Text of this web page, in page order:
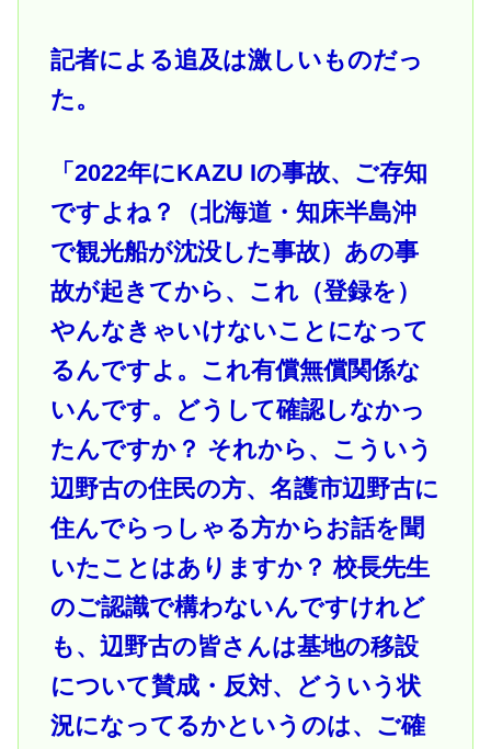
記者による追及は激しいものだっ
た。
「2022年にKAZU Iの事故、ご存知
ですよね？（北海道・知床半島沖
で観光船が沈没した事故）あの事
故が起きてから、これ（登録を）
やんなきゃいけないことになって
るんですよ。これ有償無償関係な
いんです。どうして確認しなかっ
たんですか？ それから、こういう
辺野古の住民の方、名護市辺野古に
住んでらっしゃる方からお話を聞
いたことはありますか？ 校長先生
のご認識で構わないんですけれど
も、辺野古の皆さんは基地の移設
について賛成・反対、どういう状
況になってるかというのは、ご確